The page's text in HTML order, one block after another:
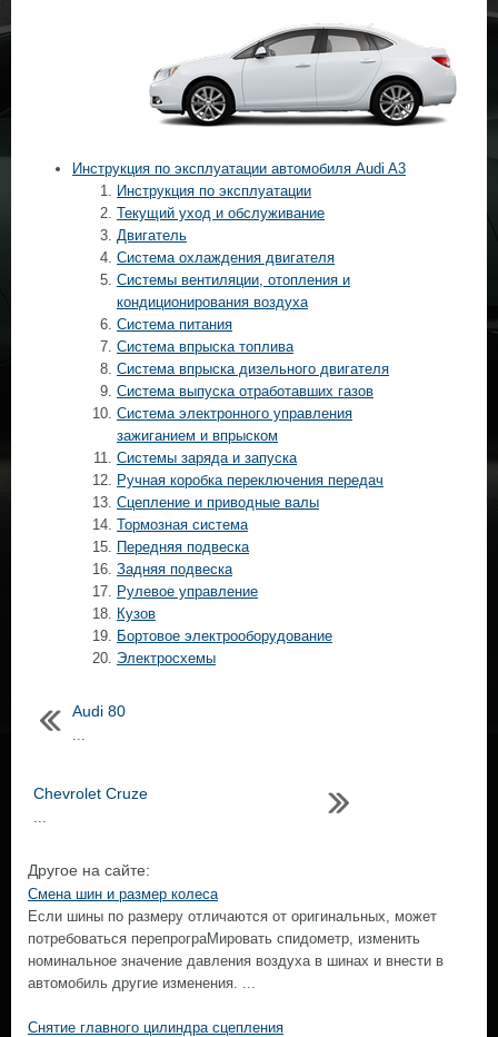
Инструкция по эксплуатации автомобиля Audi A3
Инструкция по эксплуатации
Текущий уход и обслуживание
Двигатель
Система охлаждения двигателя
Системы вентиляции, отопления и
кондиционирования воздуха
Система питания
Система впрыска топлива
Система впрыска дизельного двигателя
Система выпуска отработавших газов
Система электронного управления
зажиганием и впрыском
Системы заряда и запуска
Ручная коробка переключения передач
Сцепление и приводные валы
Тормозная система
Передняя подвеска
Задняя подвеска
Рулевое управление
Кузов
Бортовое электрооборудование
Электросхемы
Audi 80
...
Chevrolet Cruze
...
Другое на сайте:
Смена шин и размер колеса
Если шины по размеру отличаются от оригинальных, может
потребоваться перепрограМировать спидометр, изменить
номинальное значение давления воздуха в шинах и внести в
автомобиль другие изменения. ...
Снятие главного цилиндра сцепления